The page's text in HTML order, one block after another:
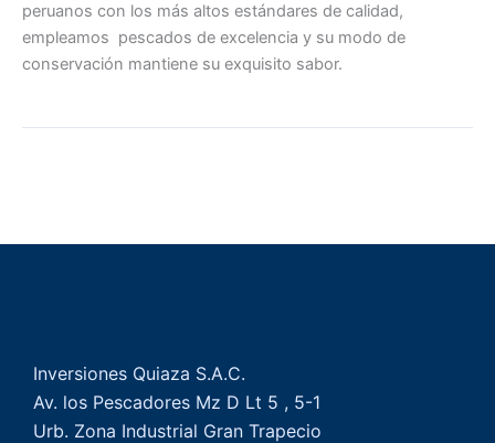
peruanos con los más altos estándares de calidad,
empleamos pescados de excelencia y su modo de
conservación mantiene su exquisito sabor.
Inversiones Quiaza S.A.C.
Av. los Pescadores Mz D Lt 5 , 5-1
Urb. Zona Industrial Gran Trapecio